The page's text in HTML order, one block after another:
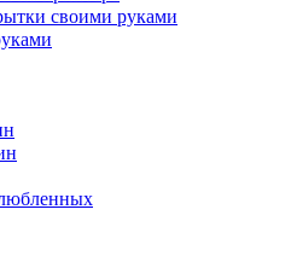
своими руками